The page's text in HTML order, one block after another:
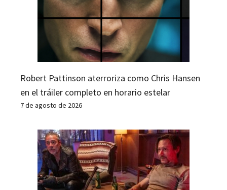
Robert Pattinson aterroriza como Chris Hansen
en el tráiler completo en horario estelar
7 de agosto de 2026